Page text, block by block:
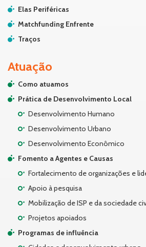
Elas Periféricas
Matchfunding Enfrente
Traços
Atuação
Como atuamos
Prática de Desenvolvimento Local
Desenvolvimento Humano
Desenvolvimento Urbano
Desenvolvimento Econômico
Fomento a Agentes e Causas
Fortalecimento de organizações e
Apoio à pesquisa
Mobilização de ISP e da sociedade
Projetos apoiados
Programas de influência